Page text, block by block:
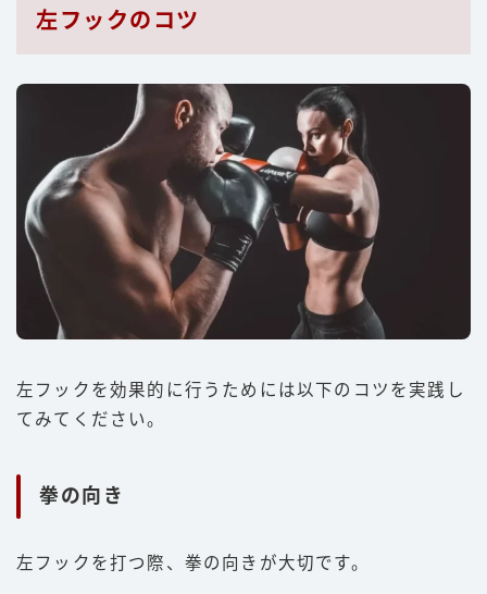
左フックのコツ
左フックを効果的に行うためには以下のコツを実践し
てみてください。
拳の向き
左フックを打つ際、拳の向きが大切です。